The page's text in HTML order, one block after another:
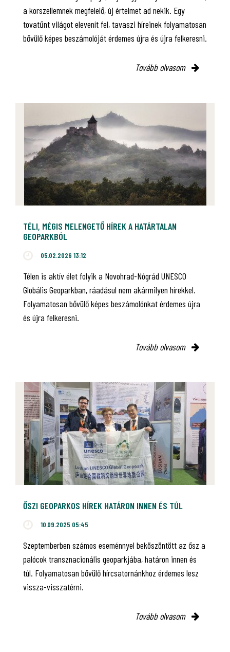
a korszellemnek megfelelő, új értelmet ad nekik. Egy
tovatűnt világot elevenít fel, tavaszi híreinek folyamatosan
bővülő képes beszámolóját érdemes újra és újra felkeresni.
Tovább olvasom
TÉLI, MÉGIS MELENGETŐ HÍREK A HATÁRTALAN
GEOPARKBÓL
05.02.2026 13:12
Télen is aktív élet folyik a Novohrad-Nógrád UNESCO
Globális Geoparkban, ráadásul nem akármilyen hírekkel.
Folyamatosan bővülő képes beszámolónkat érdemes újra
és újra felkeresni.
Tovább olvasom
ŐSZI GEOPARKOS HÍREK HATÁRON INNEN ÉS TÚL
10.09.2025 05:45
Szeptemberben számos eseménnyel beköszöntött az ősz a
palócok transznacionális geoparkjába, határon innen és
túl. Folyamatosan bővülő hírcsatornánkhoz érdemes lesz
vissza-visszatérni.
Tovább olvasom